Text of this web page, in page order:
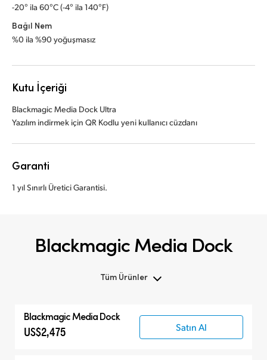
-20° ila 60°C (-4° ila 140°F)
Bağıl Nem
%0 ila %90 yoğuşmasız
Kutu İçeriği
Blackmagic Media Dock Ultra
Yazılım indirmek için QR Kodlu yeni kullanıcı cüzdanı
Garanti
1 yıl Sınırlı Üretici Garantisi.
Blackmagic Media Dock
Tüm Ürünler
BlackmagicMedia Dock
US$2,475 Satın Al